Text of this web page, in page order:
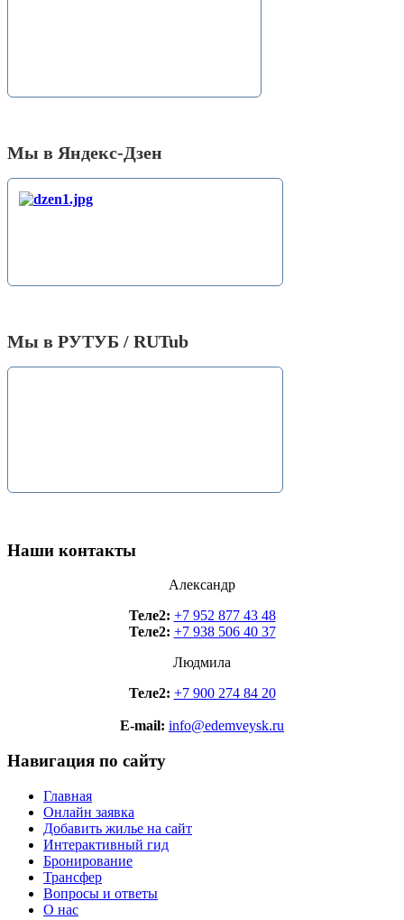
Мы в Яндекс-Дзен
Мы в РУТУБ / RUTub
Наши контакты
Александр
Теле2: +7 952 877 43 48
Теле2: +7 938 506 40 37
Людмила
Теле2: +7 900 274 84 20
E-mail: info@edemveysk.ru
Навигация по сайту
Главная
Онлайн заявка
Добавить жилье на сайт
Интерактивный гид
Бронирование
Трансфер
Вопросы и ответы
О нас